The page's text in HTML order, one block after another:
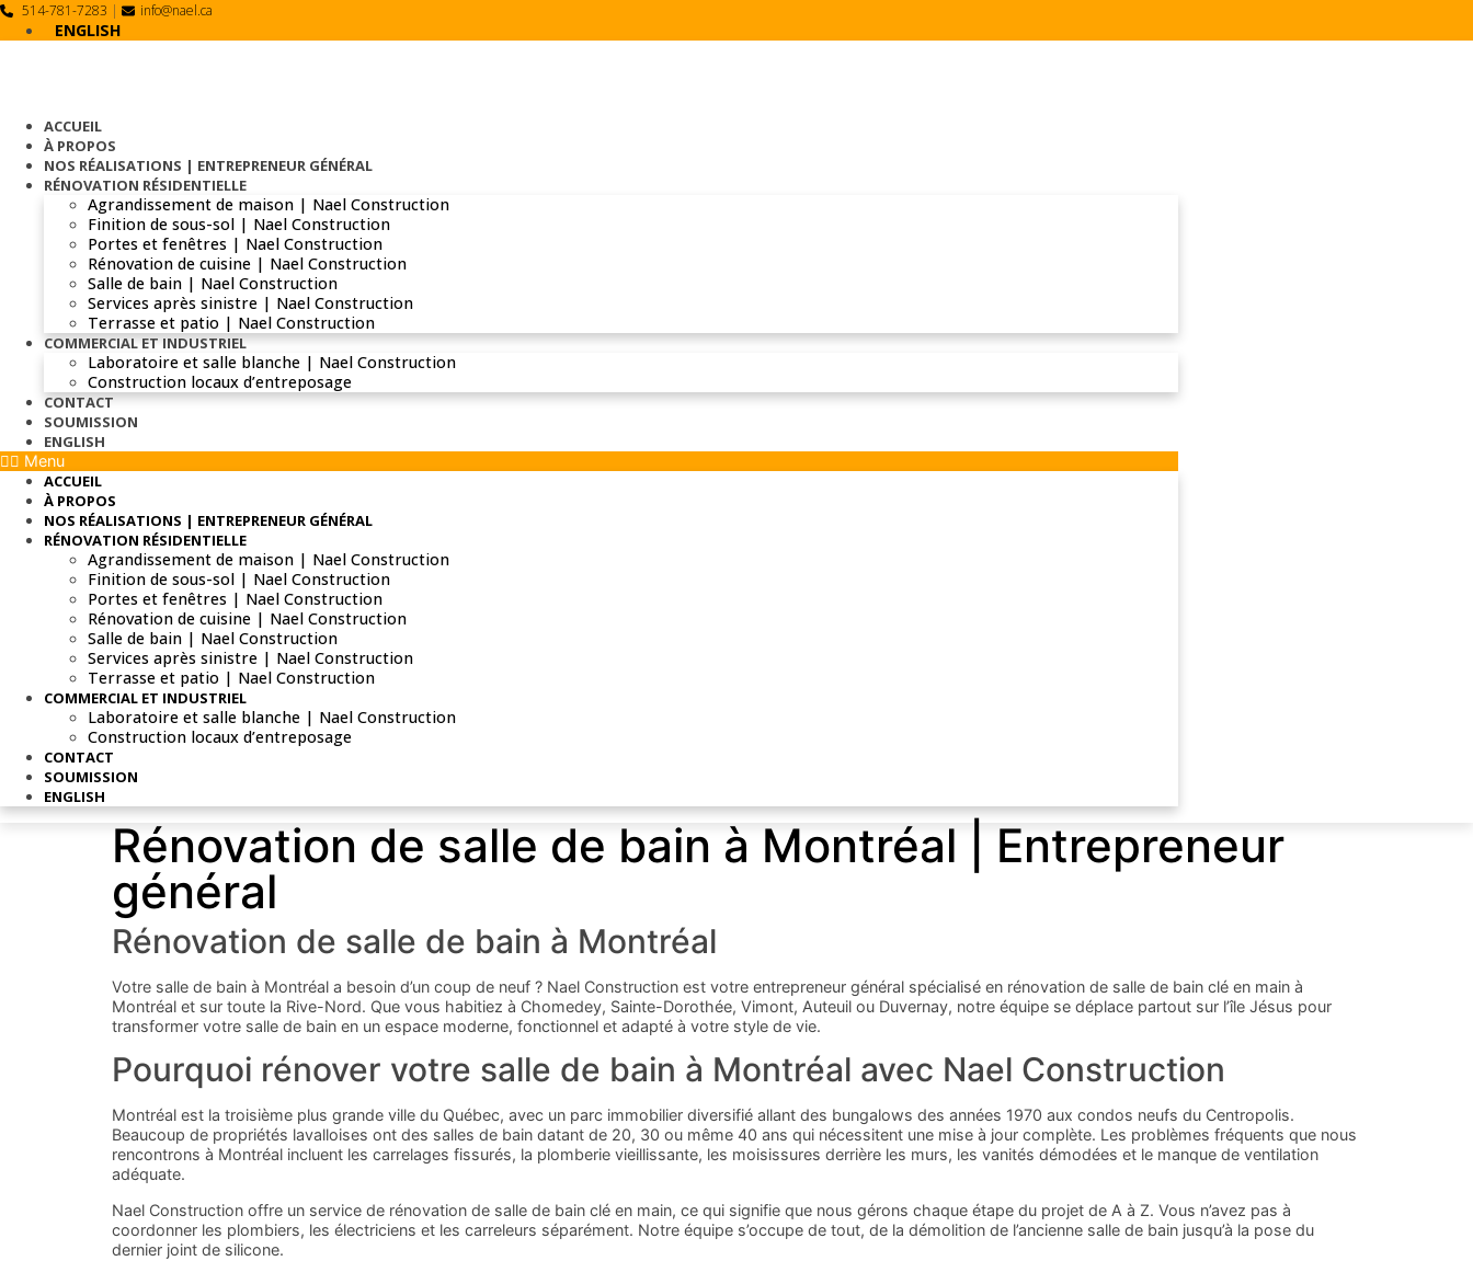
Skip514-781-7283 | info@nael.ca
ENGLISH
ACCUEIL
À PROPOS
NOS RÉALISATIONS | ENTREPRENEUR GÉNÉRAL
RÉNOVATION RÉSIDENTIELLE
Agrandissement de maison | Nael Construction
Finition de sous-sol | Nael Construction
Portes et fenêtres | Nael Construction
Rénovation de cuisine | Nael Construction
Salle de bain | Nael Construction
Services après sinistre | Nael Construction
Terrasse et patio | Nael Construction
COMMERCIAL ET INDUSTRIEL
Laboratoire et salle blanche | Nael Construction
Construction locaux d’entreposage
CONTACT
SOUMISSION
ENGLISH
Menu
ACCUEIL
À PROPOS
NOS RÉALISATIONS | ENTREPRENEUR GÉNÉRAL
RÉNOVATION RÉSIDENTIELLE
Agrandissement de maison | Nael Construction
Finition de sous-sol | Nael Construction
Portes et fenêtres | Nael Construction
Rénovation de cuisine | Nael Construction
Salle de bain | Nael Construction
Services après sinistre | Nael Construction
Terrasse et patio | Nael Construction
COMMERCIAL ET INDUSTRIEL
Laboratoire et salle blanche | Nael Construction
Construction locaux d’entreposage
CONTACT
SOUMISSION
ENGLISH
Rénovation de salle de bain à Montréal | Entrepreneur
général
Rénovation de salle de bain à Montréal
Votre salle de bain à Montréal a besoin d’un coup de neuf ? Nael Construction est votre entrepreneur général spécialisé en rénovation de salle de bain clé en main à
Montréal et sur toute la Rive-Nord. Que vous habitiez à Chomedey, Sainte-Dorothée, Vimont, Auteuil ou Duvernay, notre équipe se déplace partout sur l’île Jésus pour
transformer votre salle de bain en un espace moderne, fonctionnel et adapté à votre style de vie.
Pourquoi rénover votre salle de bain à Montréal avec Nael Construction
Montréal est la troisième plus grande ville du Québec, avec un parc immobilier diversifié allant des bungalows des années 1970 aux condos neufs du Centropolis.
Beaucoup de propriétés lavalloises ont des salles de bain datant de 20, 30 ou même 40 ans qui nécessitent une mise à jour complète. Les problèmes fréquents que nous
rencontrons à Montréal incluent les carrelages fissurés, la plomberie vieillissante, les moisissures derrière les murs, les vanités démodées et le manque de ventilation
adéquate.
Nael Construction offre un service de rénovation de salle de bain clé en main, ce qui signifie que nous gérons chaque étape du projet de A à Z. Vous n’avez pas à
coordonner les plombiers, les électriciens et les carreleurs séparément. Notre équipe s’occupe de tout, de la démolition de l’ancienne salle de bain jusqu’à la pose du
dernier joint de silicone.